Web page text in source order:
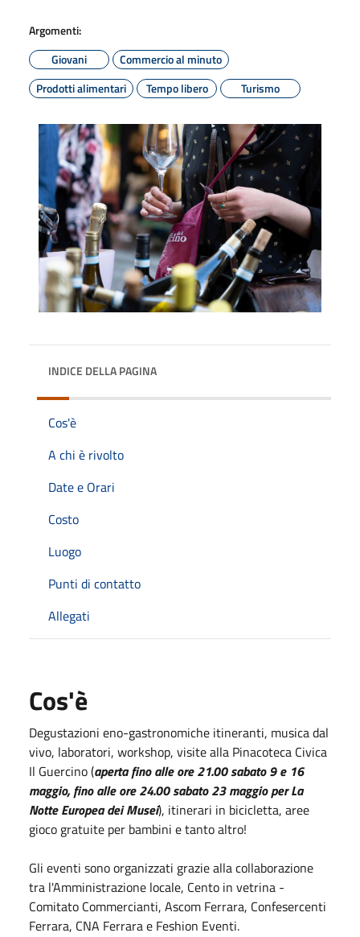
Argomenti:
Giovani
Commercio al minuto
Prodotti alimentari
Tempo libero Turismo
INDICE DELLA PAGINA
Cos'è
A chi è rivolto
Date e Orari
Costo
Luogo
Punti di contatto
Allegati
Cos'è
Degustazioni eno-gastronomiche itineranti, musica dal
vivo, laboratori, workshop, visite alla Pinacoteca Civica
Il Guercino (aperta fino alle ore 21.00 sabato 9 e 16
maggio, fino alle ore 24.00 sabato 23 maggio per La
Notte Europea dei Musei), itinerari in bicicletta, aree
gioco gratuite per bambini e tanto altro!
Gli eventi sono organizzati grazie alla collaborazione
tra l'Amministrazione locale, Cento in vetrina -
Comitato Commercianti, Ascom Ferrara, Confesercenti
Ferrara, CNA Ferrara e Feshion Eventi.